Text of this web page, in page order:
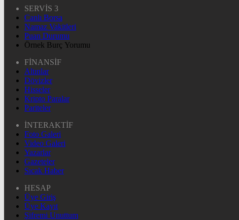
SERVİS 3
Canlı Borsa
Namaz Vakitleri
Puan Durumu
Örnek Burç Yorumu
FİNANSİF
Altınlar
Dövizler
Hisseler
Kripto Paralar
Pariteler
İNTERAKTİF
Foto Galeri
Video Galeri
Yazarlar
Gazeteler
Sıcak Haber
HESAP
Üye Giriş
Üye Kayıt
Şifremi Unuttum